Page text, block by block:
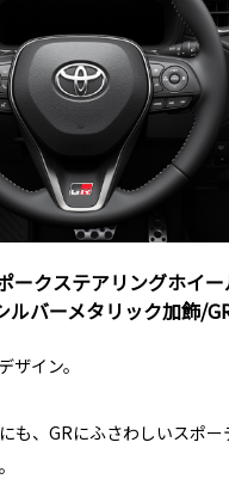
ークステアリングホイ
バーメタリック加飾/
ザイン。
も、GRにふさわしいスポー